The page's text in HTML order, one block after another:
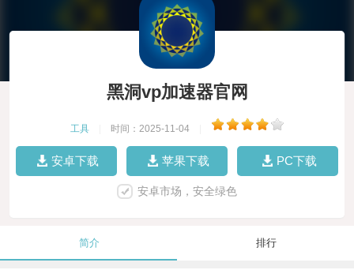
黑洞vp加速器官网
工具 时间：2025-11-04
安卓下载 苹果下载 PC下载
安卓市场，安全绿色
简介 排行